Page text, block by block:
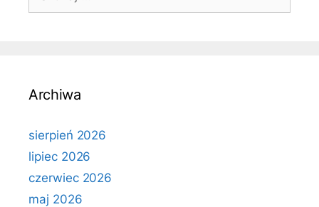
Archiwa
sierpień 2026
lipiec 2026
czerwiec 2026
maj 2026